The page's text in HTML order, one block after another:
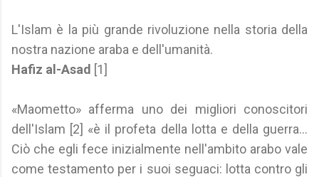
L'Islam è la più grande rivoluzione nella storia della
nostra nazione araba e dell'umanità.
Hafiz al-Asad [1]
«Maometto» afferma uno dei migliori conoscitori
dell'Islam [2] «è il profeta della lotta e della guerra...
Ciò che egli fece inizialmente nell'ambito arabo vale
come testamento per i suoi seguaci: lotta contro gli